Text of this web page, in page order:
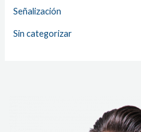
Señalización
Sin categorizar